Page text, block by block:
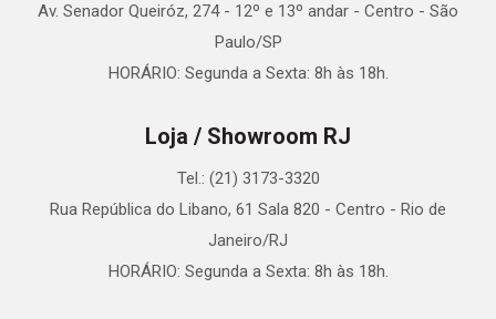
Av. Senador Queiróz, 274 - 12º e 13º andar - Centro - São
Paulo/SP
HORÁRIO: Segunda a Sexta: 8h às 18h.
Loja / Showroom RJ
Tel.: (21) 3173-3320
Rua República do Libano, 61 Sala 820 - Centro - Rio de
Janeiro/RJ
HORÁRIO: Segunda a Sexta: 8h às 18h.